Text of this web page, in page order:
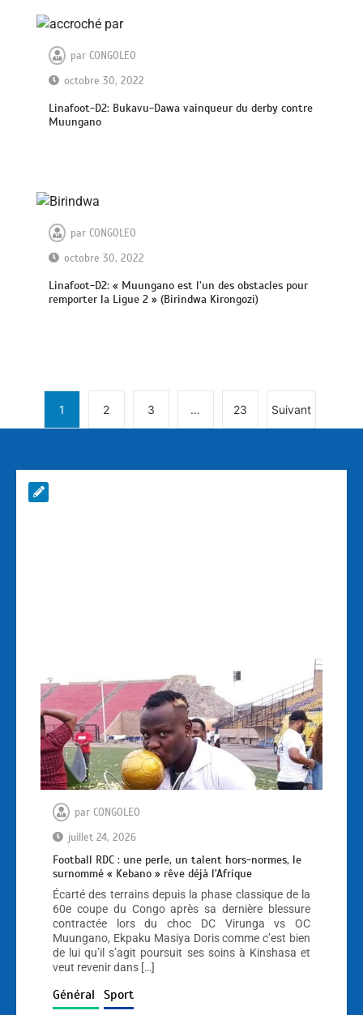
parCONGOLEO
octobre 30, 2022
Linafoot-D2: Bukavu-Dawa vainqueur du derby contre
Muungano
parCONGOLEO
octobre 30, 2022
Linafoot-D2: « Muungano est l’un des obstacles pour
remporter la Ligue 2 » (Birindwa Kirongozi)
1 2 3 … 23 Suivant
par CONGOLEO
juillet 24, 2026
Football RDC : une perle, un talent hors-normes, le
surnommé « Kebano » rêve déjà l’Afrique
Écarté des terrains depuis la phase classique de la
60e coupe du Congo après sa dernière blessure
contractée lors du choc DC Virunga vs OC
Muungano, Ekpaku Masiya Doris comme c’est bien
de lui qu’il s’agit poursuit ses soins à Kinshasa et
veut revenir dans […]
Général Sport